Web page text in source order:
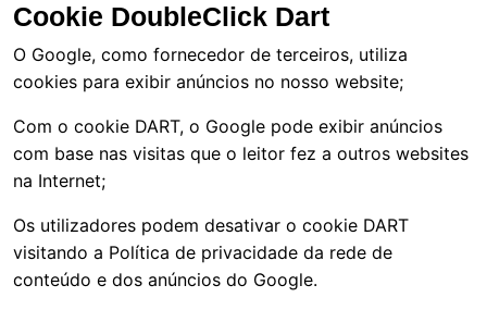
Cookie DoubleClick Dart
O Google, como fornecedor de terceiros, utiliza
cookies para exibir anúncios no nosso website;
Com o cookie DART, o Google pode exibir anúncios
com base nas visitas que o leitor fez a outros websites
na Internet;
Os utilizadores podem desativar o cookie DART
visitando a Política de privacidade da rede de
conteúdo e dos anúncios do Google.